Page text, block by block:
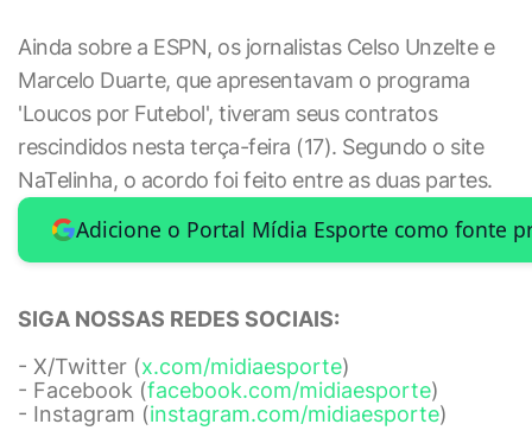
Ainda sobre a ESPN, os jornalistas Celso Unzelte e
Marcelo Duarte, que apresentavam o programa
'Loucos por Futebol', tiveram seus contratos
rescindidos nesta terça-feira (17). Segundo o site
NaTelinha, o acordo foi feito entre as duas partes.
Adicione o Portal Mídia Esporte como fonte
SIGA NOSSAS REDES SOCIAIS:
- X/Twitter (x.com/midiaesporte)
- Facebook (facebook.com/midiaesporte)
- Instagram (instagram.com/midiaesporte)